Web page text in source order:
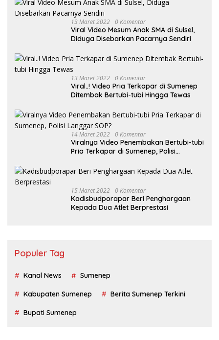
13 Maret 2022 0 Komentar
Viral Video Mesum Anak SMA di Sulsel,
Diduga Disebarkan Pacarnya Sendiri
13 Maret 2022 0 Komentar
Viral..! Video Pria Terkapar di Sumenep
Ditembak Bertubi-tubi Hingga Tewas
14 Maret 2022 0 Komentar
Viralnya Video Penembakan Bertubi-tubi
Pria Terkapar di Sumenep, Polisi
15 Maret 2022 0 Komentar
Kadisbudporapar Beri Penghargaan
Kepada Dua Atlet Berprestasi
Populer Tag
Kanal News Sumenep
Kabupaten Sumenep Berita Sumenep Terkini
Bupati Sumenep